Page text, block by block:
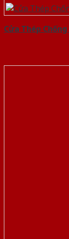
Cửa Thép